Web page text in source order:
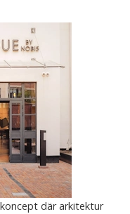
där arkitektur